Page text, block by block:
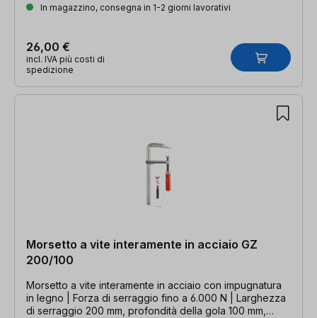
In magazzino, consegna in 1-2 giorni lavorativi
26,00 €
incl. IVA più costi di
spedizione
Morsetto a vite interamente in acciaio GZ
200/100
Morsetto a vite interamente in acciaio con impugnatura
in legno | Forza di serraggio fino a 6.000 N | Larghezza
di serraggio 200 mm, profondità della gola 100 mm,